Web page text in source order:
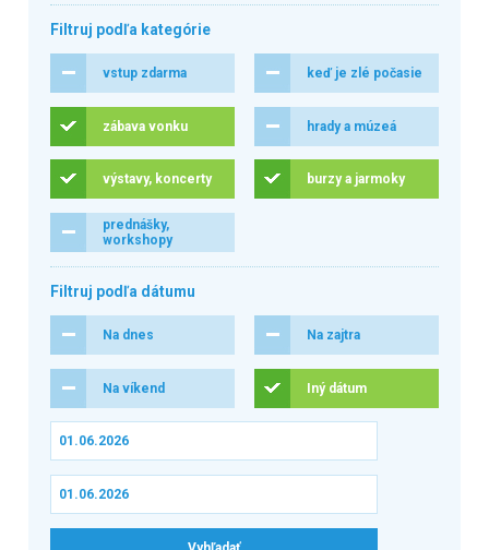
Filtruj podľa kategórie
vstup zdarma keď je zlé počasie
zábava vonku hrady a múzeá
výstavy, koncerty burzy a jarmoky
prednášky,
workshopy
Filtruj podľa dátumu
Na dnes Na zajtra
Na víkend Iný dátum